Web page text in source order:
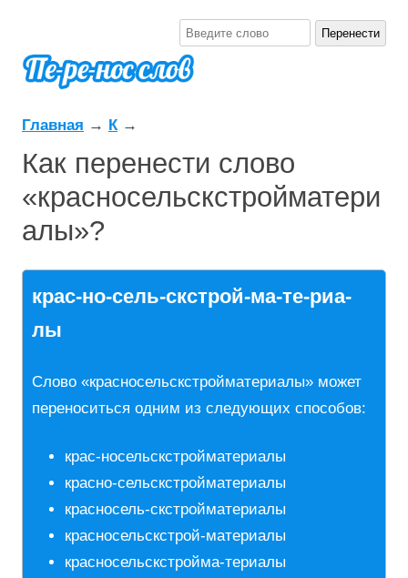
Главная → К →
Как перенести слово
«красносельскстройматери
алы»?
крас-но-сель-скстрой-ма-те-риа-
лы
Слово «красносельскстройматериалы» может
переноситься одним из следующих способов:
крас-носельскстройматериалы
красно-сельскстройматериалы
красносель-скстройматериалы
красносельскстрой-материалы
красносельскстройма-териалы